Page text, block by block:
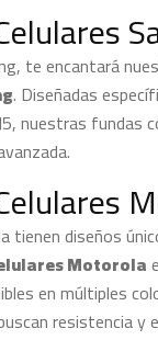
te encantará
. Diseñadas
nuestras fundas
diseños
Motorola
en múltiples
resistencia y